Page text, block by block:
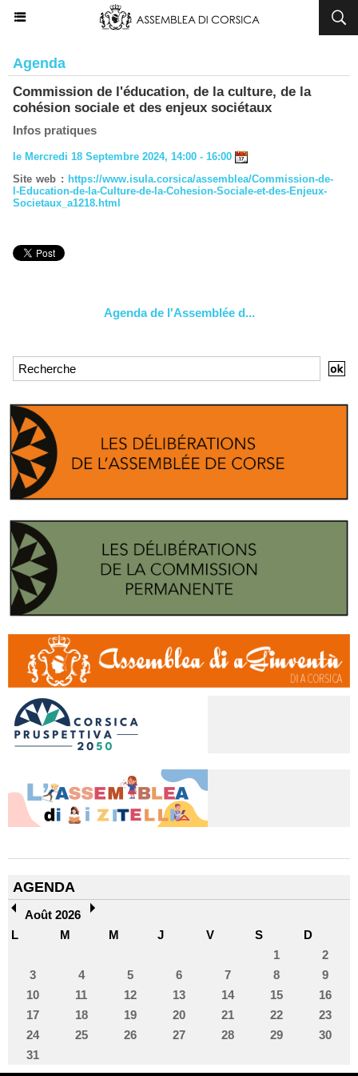
Agenda
Commission de l'éducation, de la culture, de la
cohésion sociale et des enjeux sociétaux
Infos pratiques
le Mercredi 18 Septembre 2024, 14:00 - 16:00
Site web : https://www.isula.corsica/assemblea/Commission-de-
l-Education-de-la-Culture-de-la-Cohesion-Sociale-et-des-Enjeux-
Societaux_a1218.html
Agenda de l'Assemblée d...
AGENDA
Août 2026
L
M M J V S
D
1
2
3
4 5 6 7 8
9
10
11 12 13 14 15
16
17
18 19 20 21 22
23
24
25 26 27 28 29
30
31